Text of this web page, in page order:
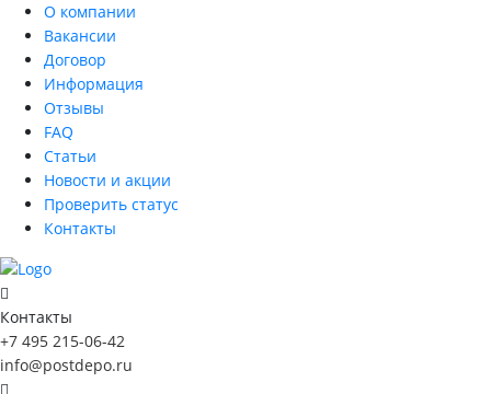
О компании
Вакансии
Договор
Информация
Отзывы
FAQ
Статьи
Новости и акции
Проверить статус
Контакты
Контакты
+7 495 215-06-42
info@postdepo.ru